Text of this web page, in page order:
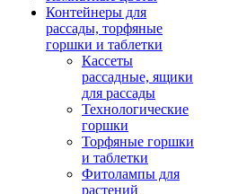
Контейнеры для
рассады, торфяные
горшки и таблетки
Кассеты
рассадные, ящики
для рассады
Технологические
горшки
Торфяные горшки
и таблетки
Фитолампы для
растений